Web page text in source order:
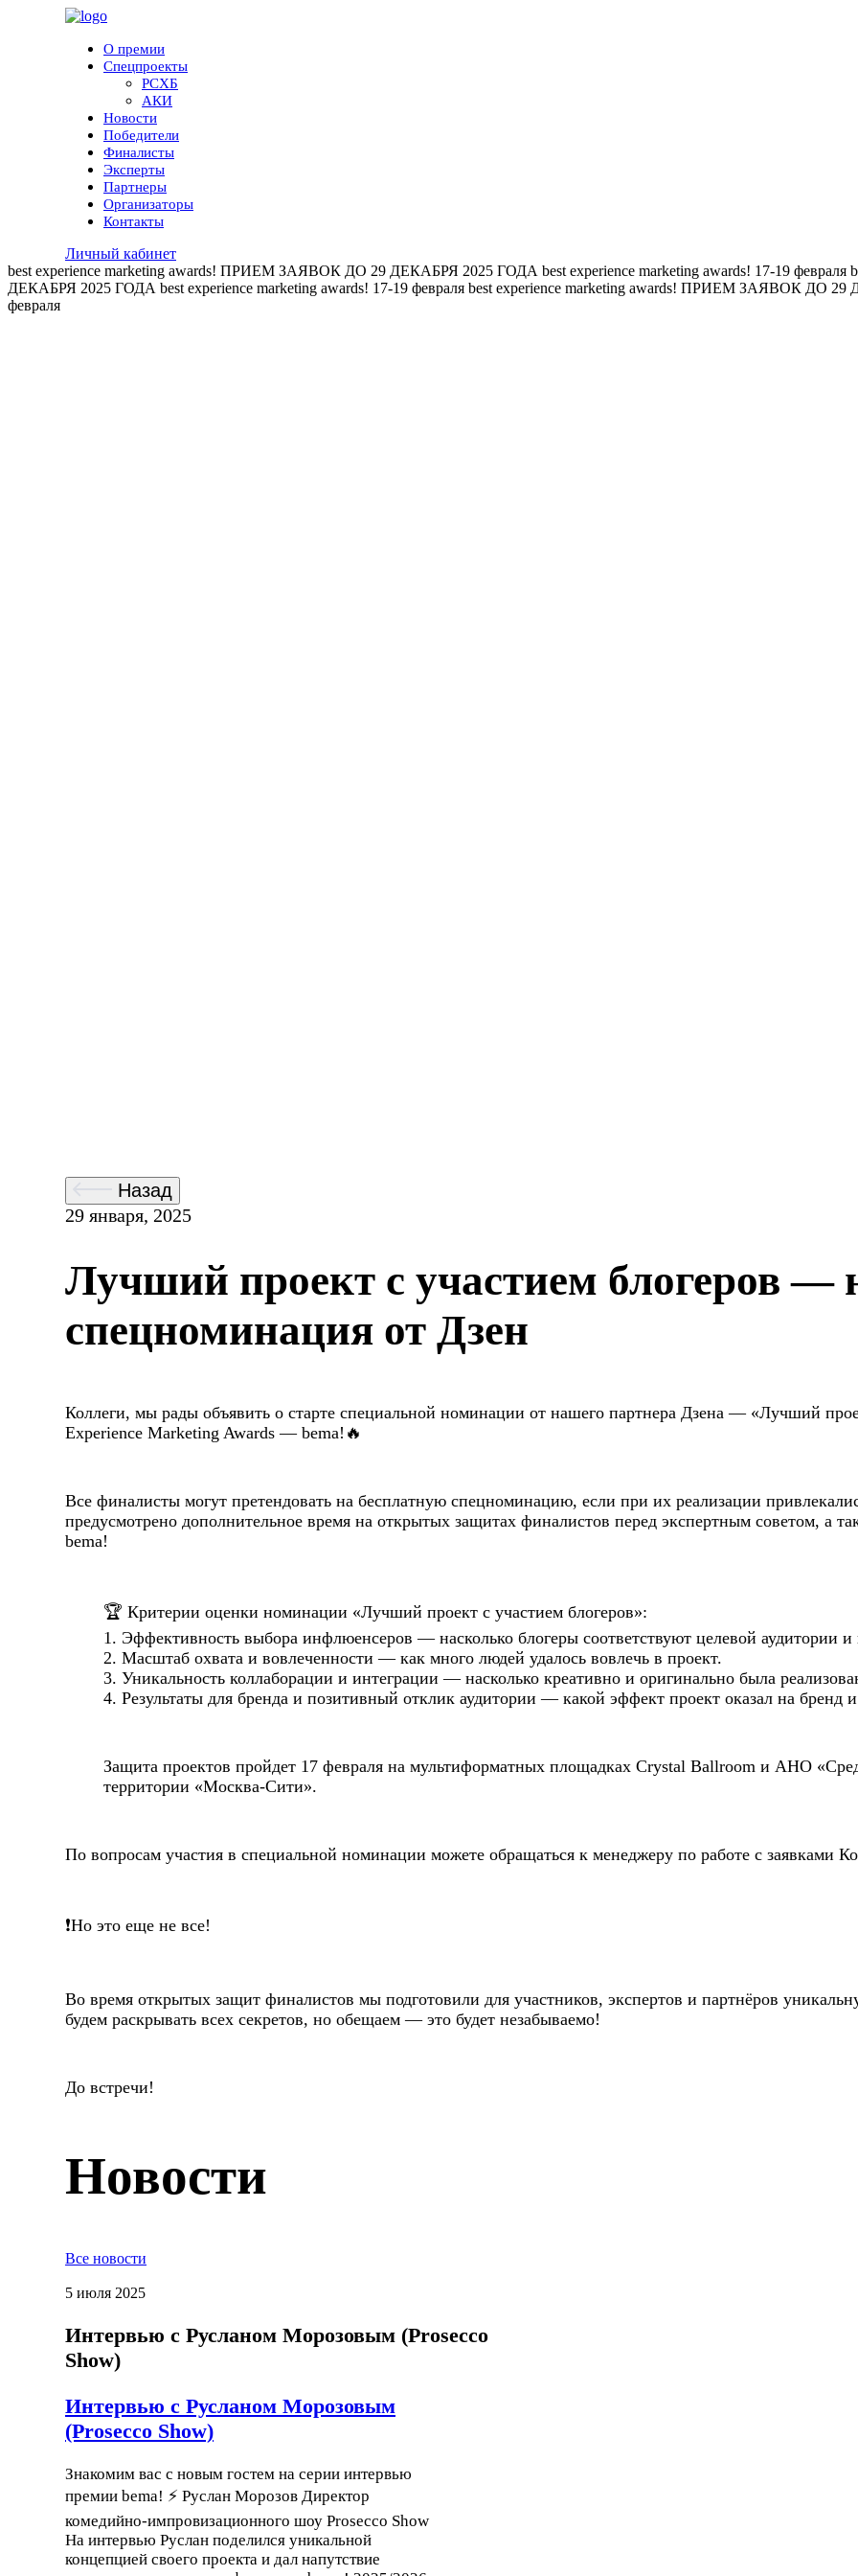
О премии
Спецпроекты
РСХБ
АКИ
Новости
Победители
Финалисты
Эксперты
Партнеры
Организаторы
Контакты
Личный кабинет
best experience marketing awards! ПРИЕМ ЗАЯВОК ДО 29 ДЕКАБРЯ 2025 ГОДА best experience marketing awards! 17-19 февраля
ДЕКАБРЯ 2025 ГОДА best experience marketing awards! 17-19 февраля best experience marketing awards! ПРИЕМ ЗАЯВОК ДО 29
февраля
Назад
29 января, 2025
Лучший проект с участием блогеров —
спецноминация от Дзен
Коллеги, мы рады объявить о старте специальной номинации от нашего партнера Дзена — «Лучший
Experience Marketing Awards — bema!🔥
Все финалисты могут претендовать на бесплатную спецноминацию, если при их реализации
предусмотрено дополнительное время на открытых защитах финалистов перед экспертным советом, а
bema!
🏆 Критерии оценки номинации «Лучший проект с участием блогеров»:
1. Эффективность выбора инфлюенсеров — насколько блогеры соответствуют целевой аудитории и
2. Масштаб охвата и вовлеченности — как много людей удалось вовлечь в проект.
3. Уникальность коллаборации и интеграции — насколько креативно и оригинально была
4. Результаты для бренда и позитивный отклик аудитории — какой эффект проект оказал на бренд
Защита проектов пройдет 17 февраля на мультиформатных площадках Crystal Ballroom и АНО
территории «Москва-Сити».
По вопросам участия в специальной номинации можете обращаться к менеджеру по работе с заявками
❗Но это еще не все!
Во время открытых защит финалистов мы подготовили для участников, экспертов и партнёров
будем раскрывать всех секретов, но обещаем — это будет незабываемо!
До встречи!
Новости
Все новости
5 июля 2025
Интервью с Русланом Морозовым (Prosecco
Show)
Интервью с Русланом Морозовым
(Prosecco Show)
Знакомим вас с новым гостем на серии интервью
премии bema! ⚡ Руслан Морозов Директор
комедийно-импровизационного шоу Prosecco Show
На интервью Руслан поделился уникальной
концепцией своего проекта и дал напутствие